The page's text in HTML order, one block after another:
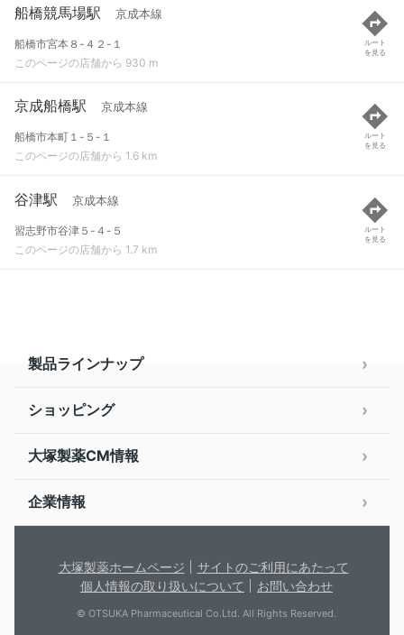
船橋競馬場駅 京成本線
船橋市宮本８-４２-１
このページの店舗から 930 m
ルート
を見る
京成船橋駅 京成本線
船橋市本町１-５-１
このページの店舗から 1.6 km
ルート
を見る
谷津駅 京成本線
習志野市谷津５-４-５
このページの店舗から 1.7 km
ルート
を見る
製品ラインナップ
ショッピング
大塚製薬CM情報
企業情報
大塚製薬ホームページ
サイトのご利用にあたって
個人情報の取り扱いについて
お問い合わせ
© OTSUKA Pharmaceutical Co.Ltd. All Rights Reserved.